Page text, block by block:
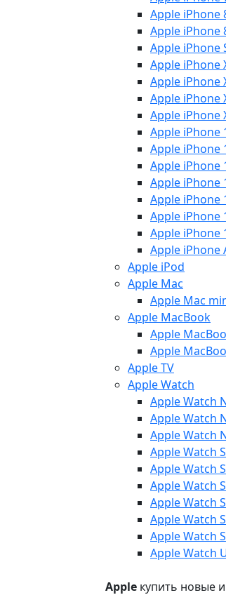
Apple iPhone
Apple iPhone
Apple iPhone
Apple iPhone
Apple iPhone
Apple iPhone
Apple iPhone
Apple iPhone
Apple iPhone
Apple iPhone
Apple iPhone
Apple iPhone
Apple iPhone
Apple iPhone
Apple iPhone
Apple iPod
Apple Mac
Apple Mac
Apple MacBook
Apple
Apple
Apple TV
Apple Watch
Apple Watch
Apple Watch
Apple Watch
Apple Watch
Apple Watch
Apple Watch
Apple Watch
Apple Watch
Apple Watch
Apple Watch
Apple купить новые